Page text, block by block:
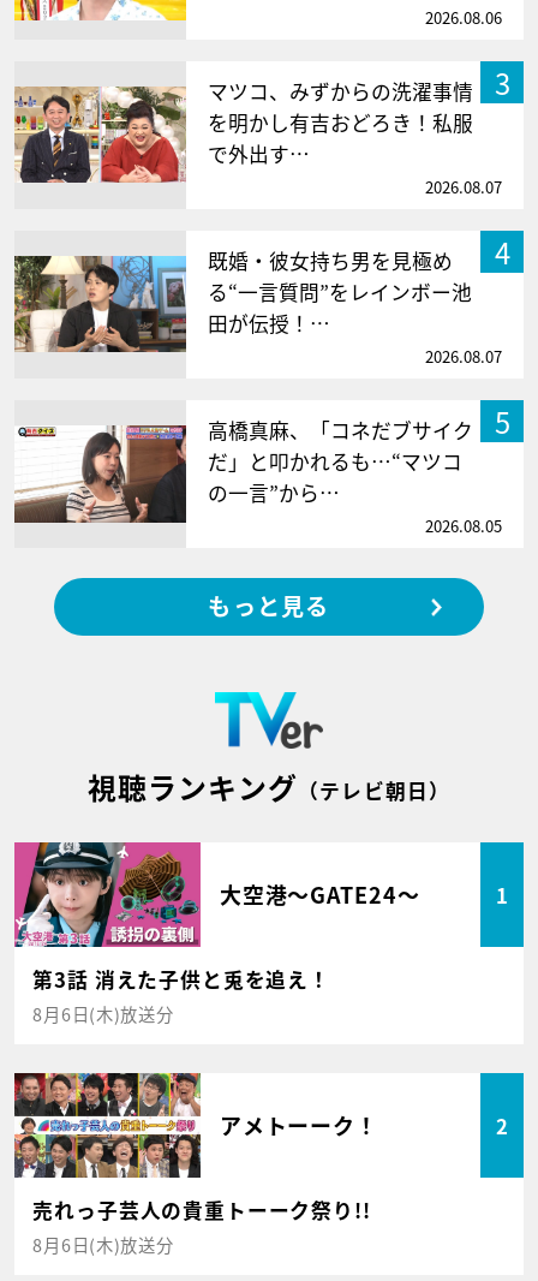
2026.08.06
3
マツコ、みずからの洗濯事情
を明かし有吉おどろき！私服
で外出す…
2026.08.07
4
既婚・彼女持ち男を見極め
る“一言質問”をレインボー池
田が伝授！…
2026.08.07
5
高橋真麻、「コネだブサイク
だ」と叩かれるも…“マツコ
の一言”から…
2026.08.05
もっと見る
視聴ランキング （テレビ朝日）
大空港～GATE24～ 1
第3話 消えた子供と兎を追え！
8月6日(木)放送分
アメトーーク！ 2
売れっ子芸人の貴重トーーク祭り!!
8月6日(木)放送分